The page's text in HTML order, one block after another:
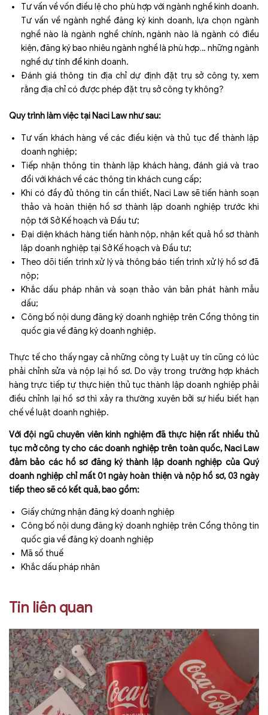
Tư vấn về vốn điều lệ cho phù hợp với ngành nghề kinh doanh.
Tư vấn về ngành nghề đăng ký kinh doanh, lựa chọn ngành
nghề nào là ngành nghề chính, ngành nào là ngành có điều
kiện, đăng ký bao nhiêu ngành nghề là phù hợp… những ngành
nghề dự tính để kinh doanh.
Đánh giá thông tin địa chỉ dự định đặt trụ sở công ty, xem
rằng địa chỉ có được phép đặt trụ sở công ty không?
Quy trình làm việc tại Naci Law như sau:
Tư vấn khách hàng về các điều kiện và thủ tục để thành lập
doanh nghiệp;
Tiếp nhận thông tin thành lập khách hàng, đánh giá và trao
đổi với khách về các thông tin khách cung cấp;
Khi có đầy đủ thông tin cần thiết, Naci Law sẽ tiến hành soạn
thảo và hoàn thiện hồ sơ thành lập doanh nghiệp trước khi
nộp tới Sở Kế hoạch và Đầu tư;
Đại diện khách hàng tiến hành nộp, nhận kết quả hồ sơ thành
lập doanh nghiệp tại Sở Kế hoạch và Đầu tư;
Theo dõi tiến trình xử lý và thông báo tiến trình xử lý hồ sơ đã
nộp;
Khắc dấu pháp nhân và soạn thảo văn bản phát hành mẫu
dấu;
Công bố nội dung đăng ký doanh nghiệp trên Cổng thông tin
quốc gia về đăng ký doanh nghiệp.
Thực tế cho thấy ngay cả những công ty Luật uy tín cũng có lúc
phải chỉnh sửa và nộp lại hồ sơ. Do vậy trong trường hợp khách
hàng trực tiếp tự thực hiện thủ tục thành lập doanh nghiệp phải
điều chỉnh lại hồ sơ thì xảy ra thường xuyên bởi sự hiểu biết hạn
chế về luật doanh nghiệp.
Với đội ngũ chuyên viên kinh nghiệm đã thực hiện rất nhiều thủ
tục mở công ty cho các doanh nghiệp trên toàn quốc, Naci Law
đảm bảo các hồ sơ đăng ký thành lập doanh nghiệp của Quý
doanh nghiệp chỉ mất 01 ngày hoàn thiện và nộp hồ sơ, 03 ngày
tiếp theo sẽ có kết quả, bao gồm:
Giấy chứng nhận đăng ký doanh nghiệp
Công bố nội dung đăng ký doanh nghiệp trên Cổng thông tin
quốc gia về đăng ký doanh nghiệp
Mã số thuế
Khắc dấu pháp nhân
Tin liên quan